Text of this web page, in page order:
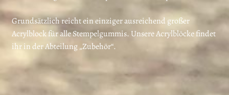
Grundsätzlich reicht ein einziger ausreichend großer
Acrylblock für alle Stempelgummis. Unsere Acrylblöcke findet
ihr in der Abteilung „Zubehör“.